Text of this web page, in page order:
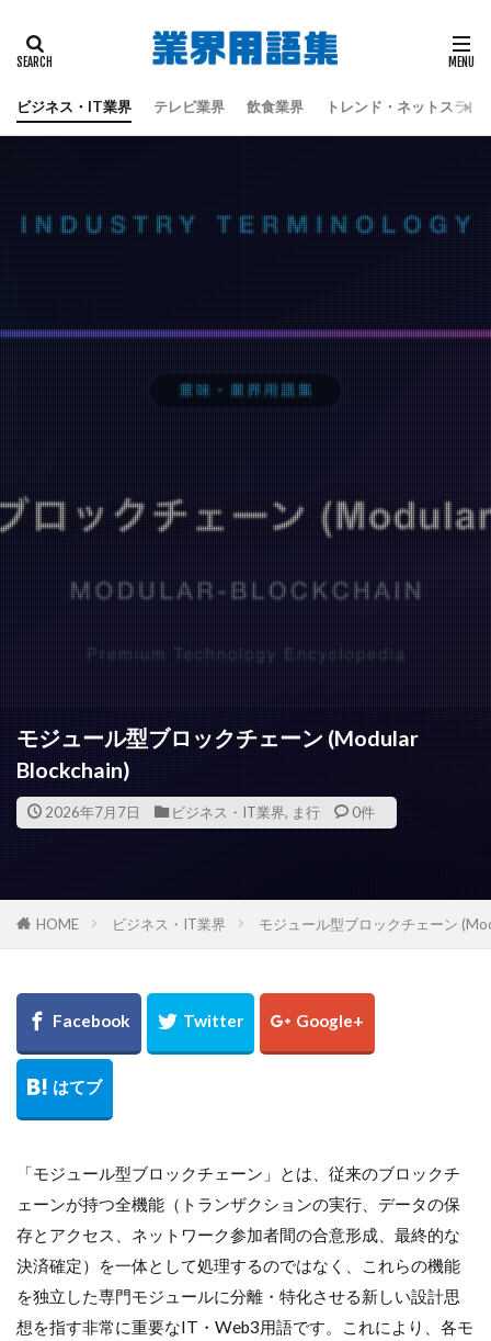
ビジネス・IT業界 テレビ業界 飲食業界 トレンド・ネットスラン
モジュール型ブロックチェーン (Modular
Blockchain)
2026年7月7日 ビジネス・IT業界, ま行 0件
HOME ビジネス・IT業界 モジュール型ブロックチェーン
「モジュール型ブロックチェーン」とは、従来のブロックチ
ェーンが持つ全機能（トランザクションの実行、データの保
存とアクセス、ネットワーク参加者間の合意形成、最終的な
決済確定）を一体として処理するのではなく、これらの機能
を独立した専門モジュールに分離・特化させる新しい設計思
想を指す非常に重要なIT・Web3用語です。これにより、各モ
地震 天童よしみ
江戸時代
黒田六彦